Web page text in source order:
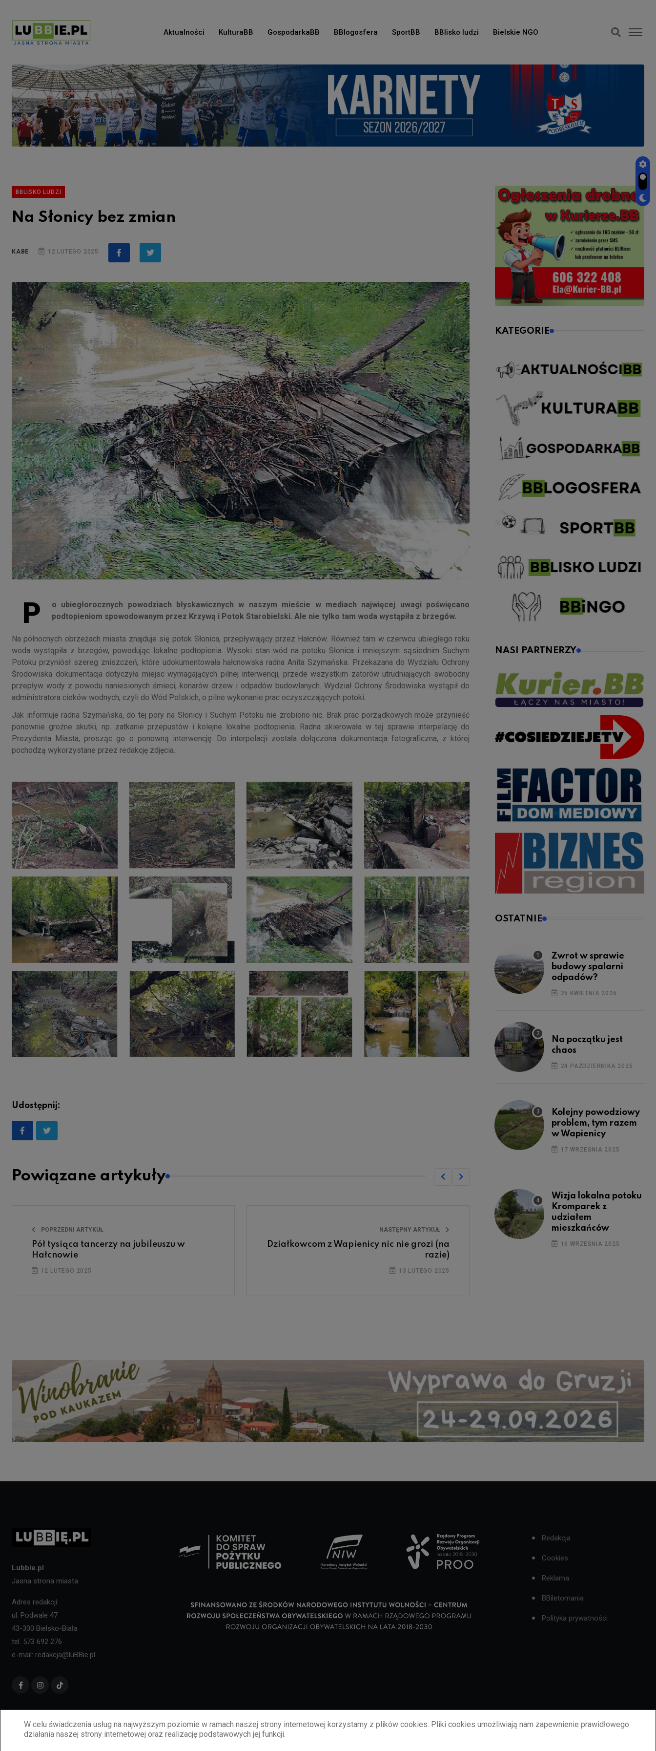
W celu świadczenia usług na najwyższym poziomie w ramach naszej strony internetowej korzystamy z plików cookies. Pliki cookies umożliwiają nam zapewnienie prawidłowego
działania naszej strony internetowej oraz realizację podstawowych jej funkcji.
Aktualności KulturaBB GospodarkaBB BBlogosfera SportBB BBlisko ludzi Bielskie NGO
BBLISKO LUDZI
Na Słonicy bez zmian
KABE 12 LUTEGO 2025
P
o ubiegłorocznych powodziach błyskawicznych w naszym mieście w mediach najwięcej uwagi poświęcano
podtopieniom spowodowanym przez Krzywą i Potok Starobielski. Ale nie tylko tam woda wystąpiła z brzegów.
Na północnych obrzeżach miasta znajduje się potok Słonica, przepływający przez Hałcnów. Również tam w czerwcu ubiegłego roku
woda wystąpiła z brzegów, powodując lokalne podtopienia. Wysoki stan wód na potoku Słonica i mniejszym sąsiednim Suchym
Potoku przyniósł szereg zniszczeń, które udokumentowała hałcnowska radna Anita Szymańska. Przekazana do Wydziału Ochrony
Środowiska dokumentacja dotyczyła miejsc wymagających pilnej interwencji, przede wszystkim zatorów utrudniających swobodny
przepływ wody z powodu naniesionych śmieci, konarów drzew i odpadów budowlanych. Wydział Ochrony Środowiska wystąpił do
administratora cieków wodnych, czyli do Wód Polskich, o pilne wykonanie prac oczyszczających potoki.
Jak informuje radna Szymańska, do tej pory na Słonicy i Suchym Potoku nie zrobiono nic. Brak prac porządkowych może przynieść
ponownie groźne skutki, np. zatkanie przepustów i kolejne lokalne podtopienia. Radna skierowała w tej sprawie interpelację do
Prezydenta Miasta, prosząc go o ponowną interwencję. Do interpelacji została dołączona dokumentacja fotograficzna, z której
pochodzą wykorzystane przez redakcję zdjęcia.
Udostępnij:
Powiązane artykuły
POPRZEDNI ARTYKUŁ
Pół tysiąca tancerzy na jubileuszu w
Hałcnowie
12 LUTEGO 2025
NASTĘPNY ARTYKUŁ
Działkowcom z Wapienicy nic nie grozi (na
razie)
13 LUTEGO 2025
KATEGORIE
NASI PARTNERZY
OSTATNIE
Zwrot w sprawie
budowy spalarni
odpadów?
25 KWIETNIA 2026
Na początku jest
chaos
24 PAŹDZIERNIKA 2025
Kolejny powodziowy
problem, tym razem
w Wapienicy
17 WRZEŚNIA 2025
Wizja lokalna potoku
Kromparek z
udziałem
mieszkańców
16 WRZEŚNIA 2025
Lubbie.pl
Jasna strona miasta
Adres redakcji:
ul. Podwale 47
43-300 Bielsko-Biała
tel. 573 692 276
e-mail: redakcja@luBBie.pl
Redakcja
Cookies
Reklama
BBiletomania
Polityka prywatności